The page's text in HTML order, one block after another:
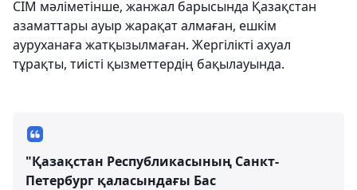
СІМ мәліметінше, жанжал барысында Қазақстан
азаматтары ауыр жарақат алмаған, ешкім
ауруханаға жатқызылмаған. Жергілікті ахуал
тұрақты, тиісті қызметтердің бақылауында.
"Қазақстан Республикасының Санкт-
Петербург қаласындағы Бас